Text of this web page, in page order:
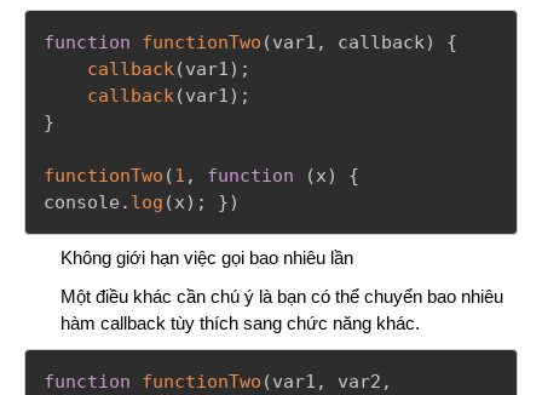
function functionTwo (var1 , callback)
{
callback(var1) ;
callback(var1) ;
}
functionTwo (1 , function (x)
{
console . log (x) ; })
Không giới hạn việc gọi bao nhiêu lần
Một điều khác cần chú ý là bạn có thể chuyển bao nhiêu
hàm callback tùy thích sang chức năng khác.
function functionTwo (var1 , var2 ,